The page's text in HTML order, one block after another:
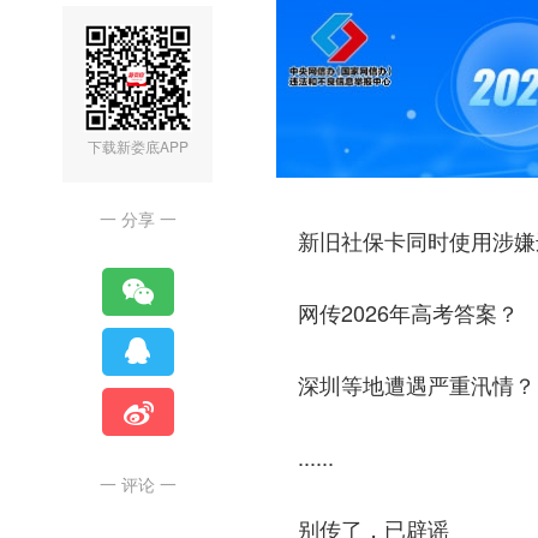
下载新娄底APP
一 分享 一
一 评论 一
新旧社保卡同时使用涉
网传2026年高考答案？
深圳等地遭遇严重汛情？
......
别传了，已辟谣